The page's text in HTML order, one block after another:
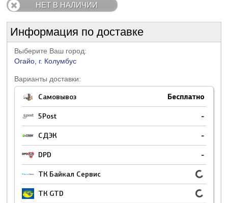
НЕТ В НАЛИЧИИ
Информация по доставке
Выберите Ваш город:
Огайо, г. Колумбус
Варианты доставки:
Самовывоз Бесплатно
5Post -
СДЭК -
DPD -
ТК Байкал Сервис
ТК GTD